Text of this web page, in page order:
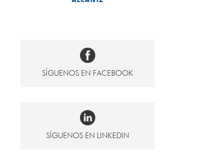
SÍGUENOS EN FACEBOOK
SÍGUENOS EN LINKEDIN